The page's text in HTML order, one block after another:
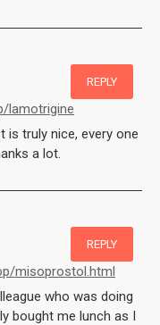
lamotrigine
REPLY
is truly nice, every one
a lot.
misoprostol.html
REPLY
who was doing
bought me lunch as I